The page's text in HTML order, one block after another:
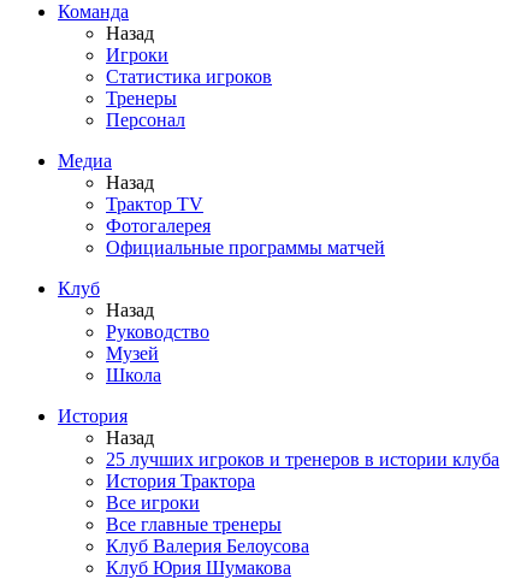
Команда
Назад
Игроки
Статистика игроков
Тренеры
Персонал
Медиа
Назад
Трактор TV
Фотогалерея
Официальные программы матчей
Клуб
Назад
Руководство
Музей
Школа
История
Назад
25 лучших игроков и тренеров в истории клуба
История Трактора
Все игроки
Все главные тренеры
Клуб Валерия Белоусова
Клуб Юрия Шумакова